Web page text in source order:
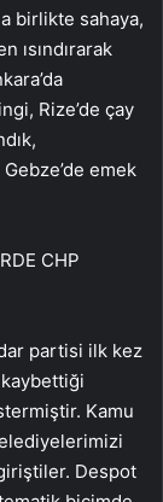
birlikte sahaya,
ısındırarak
Rize’de çay
emek
CHP
partisi ilk kez
Kamu
Despot